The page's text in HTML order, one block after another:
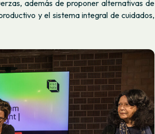
además de proponer alternativas de
y el sistema integral de cuidados,